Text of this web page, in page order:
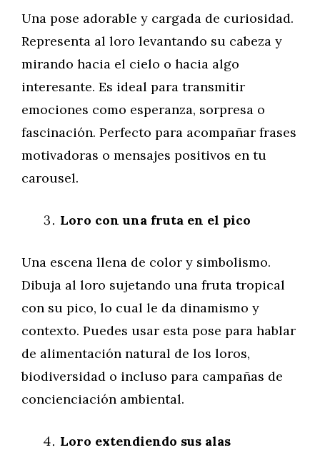
Una pose adorable y cargada de curiosidad.
Representa al loro levantando su cabeza y
mirando hacia el cielo o hacia algo
interesante. Es ideal para transmitir
emociones como esperanza, sorpresa o
fascinación. Perfecto para acompañar frases
motivadoras o mensajes positivos en tu
carousel.
Loro con una fruta en el pico
Una escena llena de color y simbolismo.
Dibuja al loro sujetando una fruta tropical
con su pico, lo cual le da dinamismo y
contexto. Puedes usar esta pose para hablar
de alimentación natural de los loros,
biodiversidad o incluso para campañas de
concienciación ambiental.
Loro extendiendo sus alas